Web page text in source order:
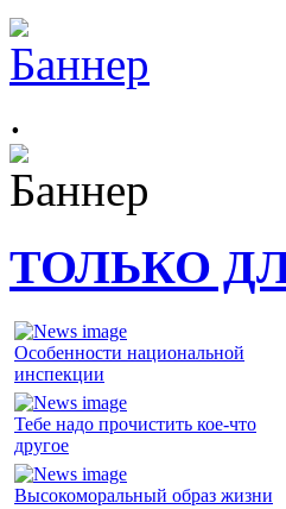
.
ТОЛЬКО
Особенности национальной
инспекции
Тебе надо прочистить кое-что
другое
Высокоморальный образ жизни